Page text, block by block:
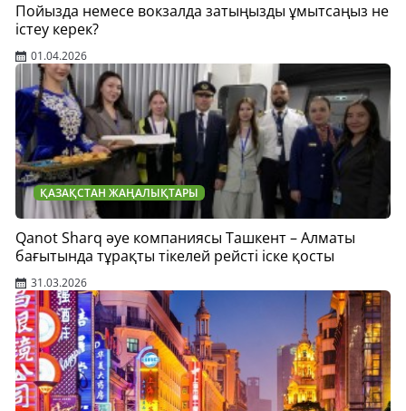
Пойызда немесе вокзалда затыңызды ұмытсаңыз не
істеу керек?
01.04.2026
ҚАЗАҚСТАН ЖАҢАЛЫҚТАРЫ
Qanot Sharq әуе компаниясы Ташкент – Алматы
бағытында тұрақты тікелей рейсті іске қосты
31.03.2026